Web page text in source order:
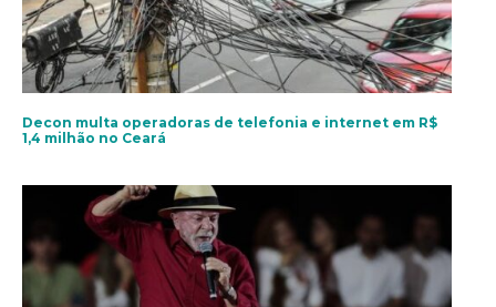
Decon multa operadoras de telefonia e internet em R$
1,4 milhão no Ceará